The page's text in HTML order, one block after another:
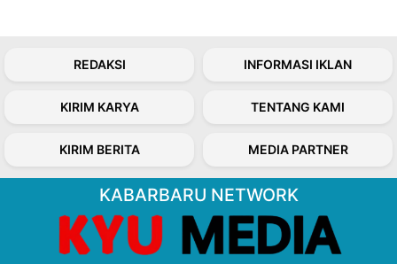
REDAKSI INFORMASI IKLAN
KIRIM KARYA TENTANG KAMI
KIRIM BERITA MEDIA PARTNER
KABARBARU NETWORK